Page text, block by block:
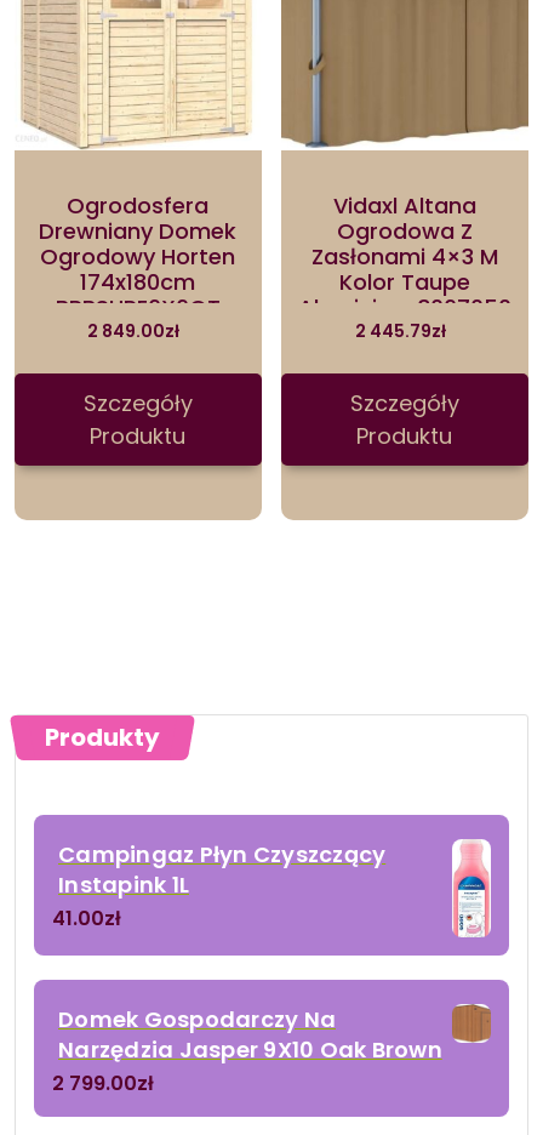
Ogrodosfera
Drewniany Domek
Ogrodowy Horten
174x180cm
BRBSHPE6X6OT
2 849.00zł
Szczegóły
Produktu
Vidaxl Altana
Ogrodowa Z
Zasłonami 4×3 M
Kolor Taupe
Aluminium 3067050
2 445.79zł
Szczegóły
Produktu
Produkty
Campingaz Płyn Czyszczący
Instapink 1L
41.00zł
Domek Gospodarczy Na
Narzędzia Jasper 9X10 Oak Brown
2 799.00zł